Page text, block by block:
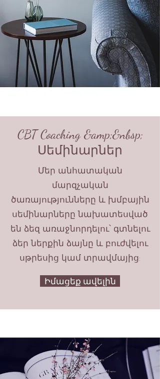
CBT Coaching &amp;&nbsp;
Սեմինարներ
Մեր անհատական
մարզչական
ծառայությունները և խմբային
սեմինարները նախատեսված
են ձեզ առաջնորդելու՝ գտնելու
ձեր ներքին ձայնը և բուժվելու
սթրեսից կամ տրավմայից:
Իմացեք ավելին